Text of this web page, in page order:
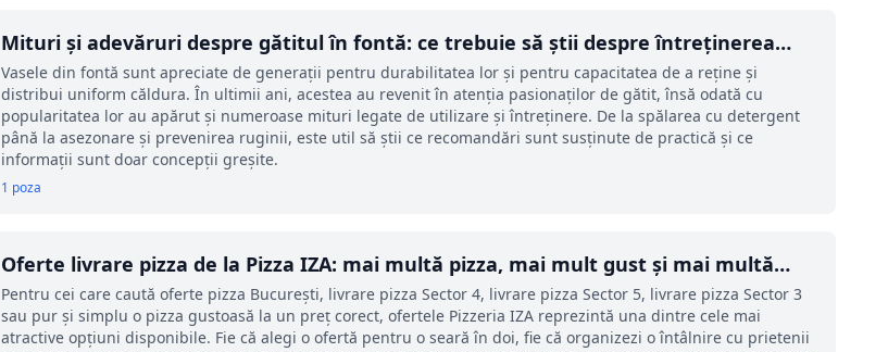
Mituri și adevăruri despre gătitul în fontă: ce trebuie să știi despre întreținerea
acestor vase
Vasele din fontă sunt apreciate de generații pentru durabilitatea lor și pentru capacitatea de a reține și
distribui uniform căldura. În ultimii ani, acestea au revenit în atenția pasionaților de gătit, însă odată cu
popularitatea lor au apărut și numeroase mituri legate de utilizare și întreținere. De la spălarea cu detergent
până la asezonare și prevenirea ruginii, este util să știi ce recomandări sunt susținute de practică și ce
informații sunt doar concepții greșite.
1 poza
Oferte livrare pizza de la Pizza IZA: mai multă pizza, mai mult gust și mai multă
valoare pentru clienții din București
Pentru cei care caută oferte pizza București, livrare pizza Sector 4, livrare pizza Sector 5, livrare pizza Sector 3
sau pur și simplu o pizza gustoasă la un preț corect, ofertele Pizzeria IZA reprezintă una dintre cele mai
atractive opțiuni disponibile. Fie că alegi o ofertă pentru o seară în doi, fie că organizezi o întâlnire cu prietenii